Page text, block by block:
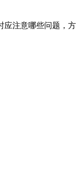
应注意哪些问题，方